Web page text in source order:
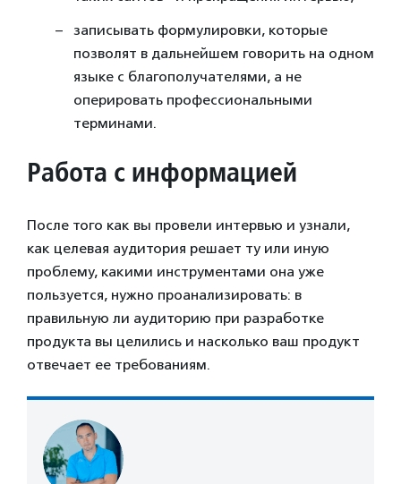
записывать формулировки, которые
позволят в дальнейшем говорить на одном
языке с благополучателями, а не
оперировать профессиональными
терминами.
Работа с информацией
После того как вы провели интервью и узнали,
как целевая аудитория решает ту или иную
проблему, какими инструментами она уже
пользуется, нужно проанализировать: в
правильную ли аудиторию при разработке
продукта вы целились и насколько ваш продукт
отвечает ее требованиям.